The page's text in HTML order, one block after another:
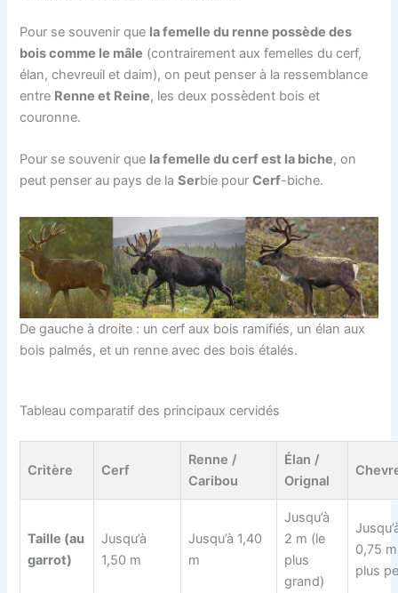
Pour se souvenir que la femelle du renne possède des
bois comme le mâle (contrairement aux femelles du cerf,
élan, chevreuil et daim), on peut penser à la ressemblance
entre Renne et Reine, les deux possèdent bois et
couronne.
Pour se souvenir que la femelle du cerf est la biche, on
peut penser au pays de laSerbie pourCerf-biche.
De gauche à droite : un cerf aux bois ramifiés, un élan aux
bois palmés, et un renne avec des bois étalés.
Tableau comparatif des principaux cervidés
Critère Cerf
Renne /
Caribou
Élan /
Orignal
Taille (au
garrot)
Jusqu’à
1,50 m
Jusqu’à 1,40
m
Jusqu’à
2 m (le
plus
grand)
0,75
plus